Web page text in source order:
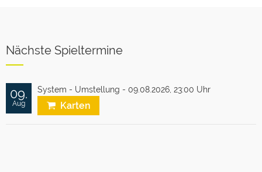
Nächste Spieltermine
09.
Aug
System - Umstellung - 09.08.2026, 23:00 Uhr
Karten